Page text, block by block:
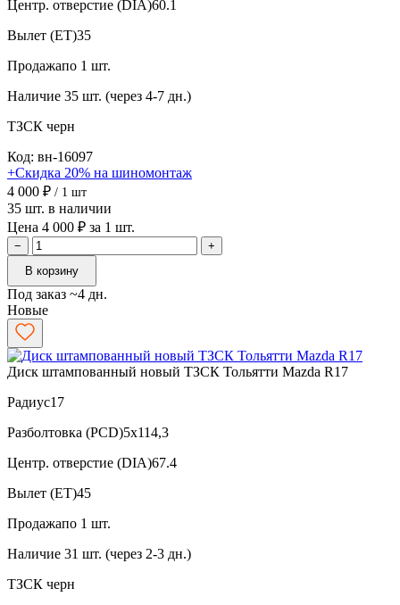
Центр. отверстие (DIA)60.1
Вылет (ET)35
Продажапо 1 шт.
Наличие 35 шт. (через 4-7 дн.)
ТЗСК черн
Код: вн-16097
+Скидка 20% на шиномонтаж
4 000 ₽ / 1 шт
35 шт. в наличии
Цена 4 000 ₽ за 1 шт.
−
+
В корзину
Под заказ ~4 дн.
Новые
Диск штампованный новый ТЗСК Тольятти Mazda R17
Радиус17
Разболтовка (PCD)5x114,3
Центр. отверстие (DIA)67.4
Вылет (ET)45
Продажапо 1 шт.
Наличие 31 шт. (через 2-3 дн.)
ТЗСК черн